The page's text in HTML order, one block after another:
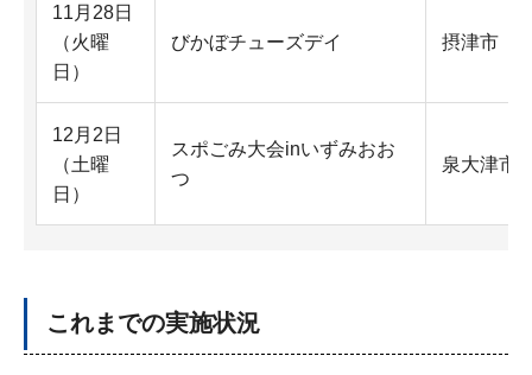
11月28日
（火曜
日）
びかぼチューズデイ 摂津市
12月2日
（土曜
日）
スポごみ大会inいずみおお
つ
泉大津市
これまでの実施状況